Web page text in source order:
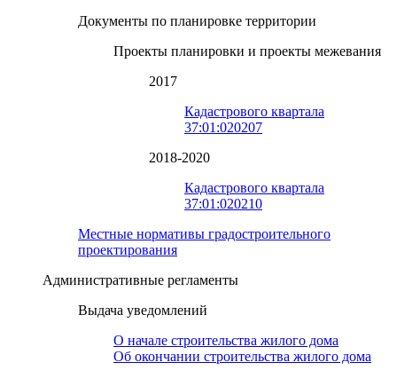
Документы по планировке территории
Проекты планировки и проекты межевания
2017
Кадастрового квартала
37:01:020207
2018-2020
Кадастрового квартала
37:01:020210
Местные нормативы градостроительного
проектирования
Административные регламенты
Выдача уведомлений
О начале строительства жилого дома
Об окончании строительства жилого дома